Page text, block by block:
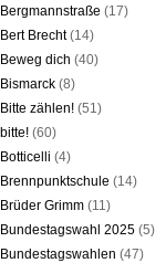
Bergmannstraße (17)
Bert Brecht(14)
Beweg dich (40)
Bismarck (8)
Bitte zählen! (51)
bitte! (60)
Botticelli (4)
Brennpunktschule (14)
Brüder Grimm (11)
Bundestagswahl 2025 (5)
Bundestagswahlen (47)